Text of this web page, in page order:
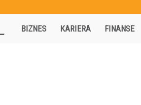
Activisio.pl
BIZNES KARIERA FINANSE